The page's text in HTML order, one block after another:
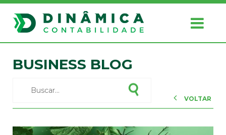
BUSINESS BLOG
VOLTAR